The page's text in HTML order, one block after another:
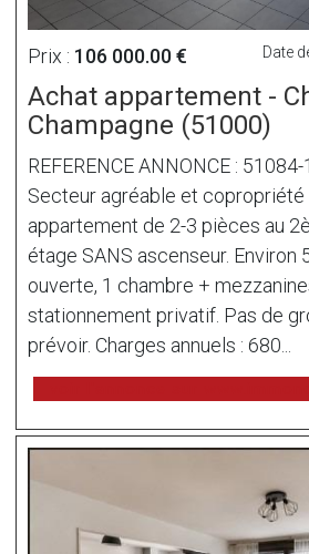
Prix : 106 000.00 € Date
Achat appartement -
Champagne (51000)
REFERENCE ANNONCE :
Secteur agréable et
appartement de 2-3 pièces au
étage SANS ascenseur. Environ
ouverte, 1 chambre +
stationnement privatif. Pas de
prévoir. Charges annuels : 680...